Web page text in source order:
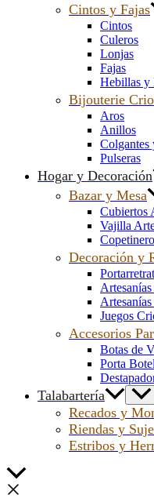
Cintos y Fajas
Cintos
Culeros
Lonjas
Fajas
Hebillas y
Bijouterie
Aros
Anillos
Colgantes
Pulseras
Hogar y Decoración
Bazar y Mesa
Cubiertos
Vajilla
Decoración y
Juegos
Accesorios
Botas de
Porta
Talabartería
Recados y
Riendas y
Estribos y